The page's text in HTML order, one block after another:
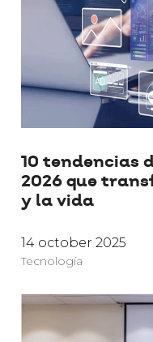
10 tendencias
2026 que
y la vida
14 october 2025
Tecnología